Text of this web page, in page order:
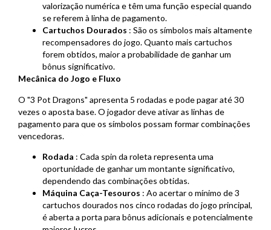
valorização numérica e têm uma função especial quando
se referem à linha de pagamento.
Cartuchos Dourados : São os símbolos mais altamente
recompensadores do jogo. Quanto mais cartuchos
forem obtidos, maior a probabilidade de ganhar um
bônus significativo.
Mecânica do Jogo e Fluxo
O "3 Pot Dragons" apresenta 5 rodadas e pode pagar até 30
vezes o aposta base. O jogador deve ativar as linhas de
pagamento para que os símbolos possam formar combinações
vencedoras.
Rodada : Cada spin da roleta representa uma
oportunidade de ganhar um montante significativo,
dependendo das combinações obtidas.
Máquina Caça-Tesouros : Ao acertar o mínimo de 3
cartuchos dourados nos cinco rodadas do jogo principal,
é aberta a porta para bônus adicionais e potencialmente